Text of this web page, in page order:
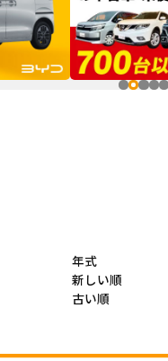
年式
新しい順
古い順